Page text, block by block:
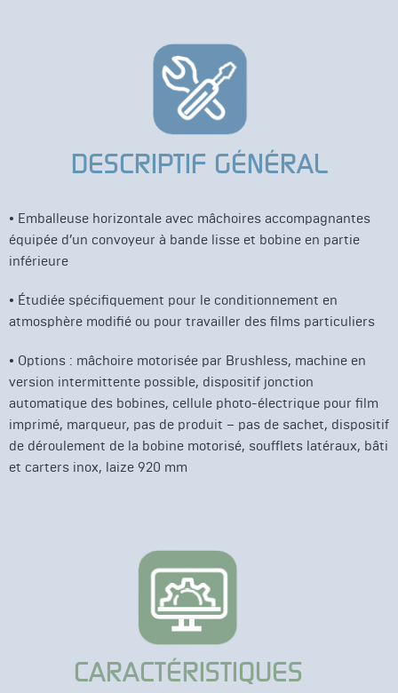
DESCRIPTIF GÉNÉRAL
• Emballeuse horizontale avec mâchoires accompagnantes
équipée d’un convoyeur à bande lisse et bobine en partie
inférieure
• Étudiée spécifiquement pour le conditionnement en
atmosphère modifié ou pour travailler des films particuliers
• Options : mâchoire motorisée par Brushless, machine en
version intermittente possible, dispositif jonction
automatique des bobines, cellule photo-électrique pour film
imprimé, marqueur, pas de produit – pas de sachet, dispositif
de déroulement de la bobine motorisé, soufflets latéraux, bâti
et carters inox, laize 920 mm
CARACTÉRISTIQUES